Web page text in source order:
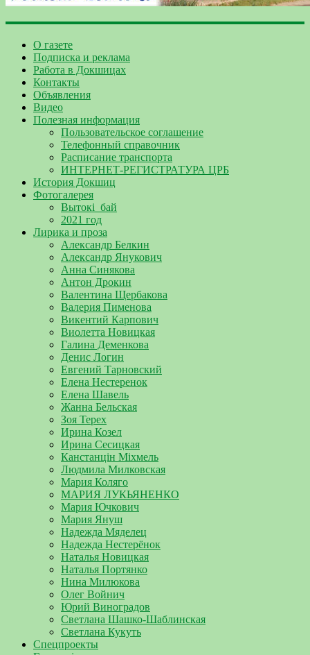
О газете
Подписка и реклама
Работа в Докшицах
Контакты
Объявления
Видео
Полезная информация
Пользовательское соглашение
Телефонный справочник
Расписание транспорта
ИНТЕРНЕТ-РЕГИСТРАТУРА ЦРБ
История Докшиц
Фотогалерея
Вытокі_бай
2021 год
Лирика и проза
Александр Белкин
Александр Янукович
Анна Синякова
Антон Дрокин
Валентина Щербакова
Валерия Пименова
Викентий Карпович
Виолетта Новицкая
Галина Деменкова
Денис Логин
Евгений Тарновский
Елена Нестеренок
Елена Шавель
Жанна Бельская
Зоя Терех
Ирина Козел
Ирина Сесицкая
Канстанцін Міхмель
Людмила Милковская
Мария Коляго
МАРИЯ ЛУКЬЯНЕНКО
Мария Ючкович
Мария Януш
Надежда Мяделец
Надежда Нестерёнок
Наталья Новицкая
Наталья Портянко
Нина Милюкова
Олег Войнич
Юрий Виноградов
Светлана Шашко-Шаблинская
Светлана Кукуть
Спецпроекты